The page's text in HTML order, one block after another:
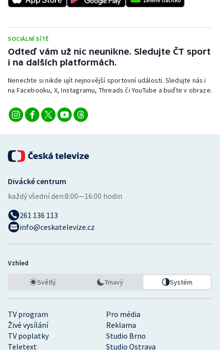
Rychlobruslení
Rychlostní kanoistika
Short track
Sportovní střelba
Stolní tenis
Triatlon
Veslování
Volejbal
SOCIÁLNÍ SÍTĚ
Odteď vám už nic neunikne. Sledujte ČT sport
i na dalších platformách.
Nenechte si nikde ujít nejnovější sportovní události. Sledujte nás i
na Facebooku, X, Instagramu, Threads či YouTube a buďte v obraze.
TV program
Pro média
Živé vysílání
Reklama
TV poplatky
Studio Brno
Teletext
Studio Ostrava
Divácké centrum
každý všední den:8:00—16:00 hodin
261 136 113
info@ceskatelevize.cz
Vzhled
Světlý Tmavý Systém